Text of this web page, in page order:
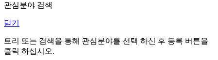
관심분야 검색
닫기
트리 또는 검색을 통해 관심분야를 선택 하신 후 등록 버튼을
클릭 하십시오.